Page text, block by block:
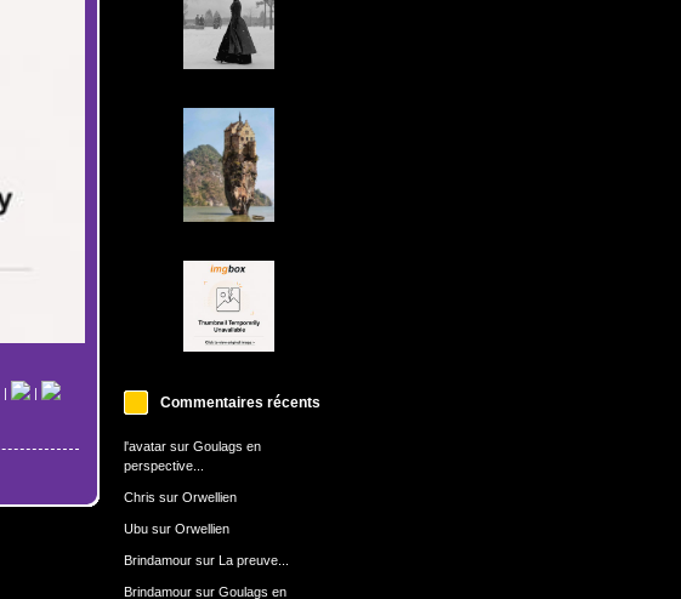
Commentaires récents
l'avatarsur Goulags en
perspective...
Chris sur Orwellien
Ubusur Orwellien
Brindamoursur La preuve...
Brindamoursur Goulags en
|
|